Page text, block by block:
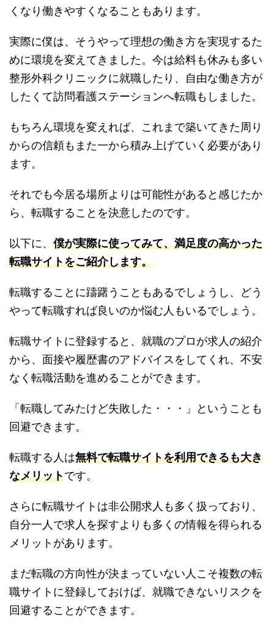
くなり働きやすくなることもあります。
実際に僕は、そうやって理想の働き方を実現するた
めに環境を変えてきました。今は給料も休みも多い
整形外科クリニックに就職したり、自由な働き方が
したくて訪問看護ステーションへ転職もしました。
もちろん環境を変えれば、これまで築いてきた周り
からの信頼もまた一から積み上げていく必要があり
ます。
それでも今居る場所よりは可能性があると感じたか
ら、転職することを決意したのです。
以下に、 僕が実際に使ってみて、満足度の高かった
転職サイトをご紹介します。
転職することに躊躇うこともあるでしょうし、どう
やって転職すれば良いのか悩む人もいるでしょう。
転職サイトに登録すると、就職のプロが求人の紹介
から、面接や履歴書のアドバイスをしてくれ、不安
なく転職活動を進めることができます。
「転職してみたけど失敗した・・・」ということも
回避できます。
転職する人は無料で転職サイトを利用できるも大き
なメリットです。
さらに転職サイトは非公開求人も多く扱っており、
自分一人で求人を探すよりも多くの情報を得られる
メリットがあります。
まだ転職の方向性が決まっていない人こそ複数の転
職サイトに登録しておけば、就職できないリスクを
回避することができます。